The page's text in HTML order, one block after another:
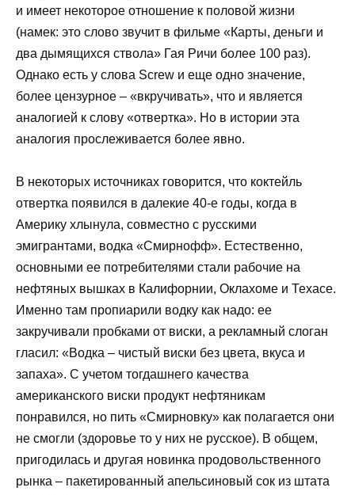
и имеет некоторое отношение к половой жизни
(намек: это слово звучит в фильме «Карты, деньги и
два дымящихся ствола» Гая Ричи более 100 раз).
Однако есть у слова Screw и еще одно значение,
более цензурное – «вкручивать», что и является
аналогией к слову «отвертка». Но в истории эта
аналогия прослеживается более явно.
В некоторых источниках говорится, что коктейль
отвертка появился в далекие 40-е годы, когда в
Америку хлынула, совместно с русскими
эмигрантами, водка «Смирнофф». Естественно,
основными ее потребителями стали рабочие на
нефтяных вышках в Калифорнии, Оклахоме и Техасе.
Именно там пропиарили водку как надо: ее
закручивали пробками от виски, а рекламный слоган
гласил: «Водка – чистый виски без цвета, вкуса и
запаха». С учетом тогдашнего качества
американского виски продукт нефтяникам
понравился, но пить «Смирновку» как полагается они
не смогли (здоровье то у них не русское). В общем,
пригодилась и другая новинка продовольственного
рынка – пакетированный апельсиновый сок из штата